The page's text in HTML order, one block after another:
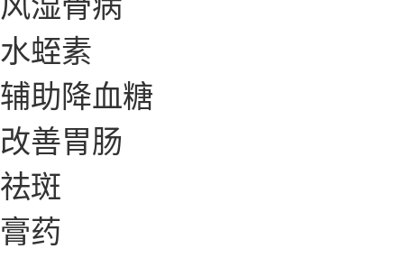
水蛭素
辅助降血糖
改善胃肠
祛斑
膏药